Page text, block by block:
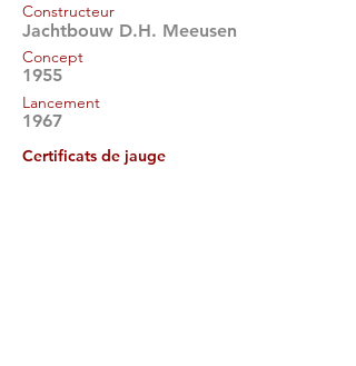
Constructeur
Jachtbouw D.H. Meeusen
Concept
1955
Lancement
1967
Certificats de jauge